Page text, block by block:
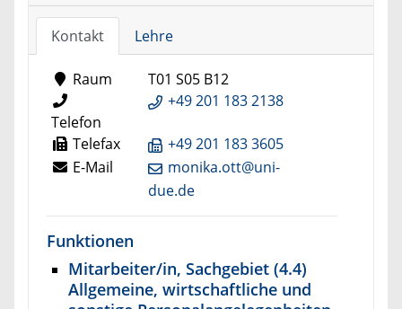
Kontakt Lehre
Raum T01 S05 B12
Telefon
+49 201 183 2138
Telefax
+49 201 183 3605
E-Mail
monika.ott@uni-
due.de
Funktionen
Mitarbeiter/in, Sachgebiet (4.4)
Allgemeine, wirtschaftliche und